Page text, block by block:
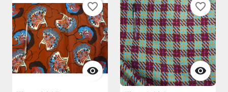

favorite_border

favorite_border